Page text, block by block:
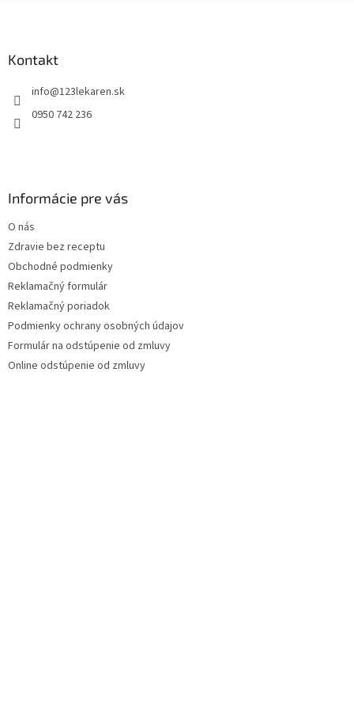
Kontakt
info@123lekaren.sk
0950 742 236
Informácie pre vás
O nás
Zdravie bez receptu
Obchodné podmienky
Reklamačný formulár
Reklamačný poriadok
Podmienky ochrany osobných údajov
Formulár na odstúpenie od zmluvy
Online odstúpenie od zmluvy